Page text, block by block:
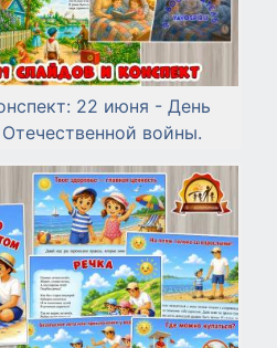
22 июня - День
войны.